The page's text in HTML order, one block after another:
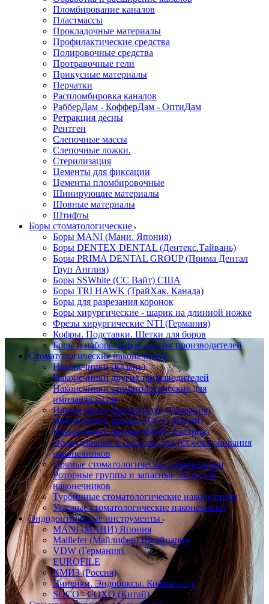
Пломбирование каналов
Пластмассы
Прокладочные материалы
Профилактические средства
Полировочные средства
Протравочные гели
Прикусные материалы
Перчатки
Распломбировка каналов
РабберДам - КофферДам - ОптиДам
Ретракция десны
Рентген
Слепочные массы
Слепочные ложки.
Стерилизация
Цементы для фиксации
Цементы пломбировочные
Шинирующие материалы
Шовные материалы
Штифты
Боры стоматологические
Боры MANI (Мани. Япония)
Боры DENTEX DENTAL (Дентекс.Тайвань)
Боры PRIMA DENTAL GROUP (Прима Дентал
Груп Англия)
Боры SSWhite (СС Вайт) США
Боры TRI HAWK (ТрайХак. Канада)
Боры для разрезания коронок
Боры хирургические - шарик на длинной ножке
Фрезы хирургические NTI (Германия)
Кофры. Подставки. Щетки для боров
Боры и наборы боров других производителей
Стоматологические наконечники
Наконечники (Казань)
Наконечники других производителей
Наконечники стоматологические для
импланталогии
Наконечники фирмы Kavo (Германия)
Наконечники фирмы SOCO (Китай)
Наконечники фирмы W&H (Австрия)
Оборудование и средства для тех.обслуживания
наконечников
Прямые стоматологические наконечники
Роторные группы и запасные части для
наконечников
Турбинные стоматологические наконечники
Угловые стоматологические наконечники
Эндодонтические инструменты
MANI (МАНИ) Япония
Maillefer (Майлифер) Швейцария
VDW (Германия).
EUROFILE
КМИЗ (Россия)
Линейки. Эндобоксы. Кофры и тд.
SOCO - COXO (Китай)